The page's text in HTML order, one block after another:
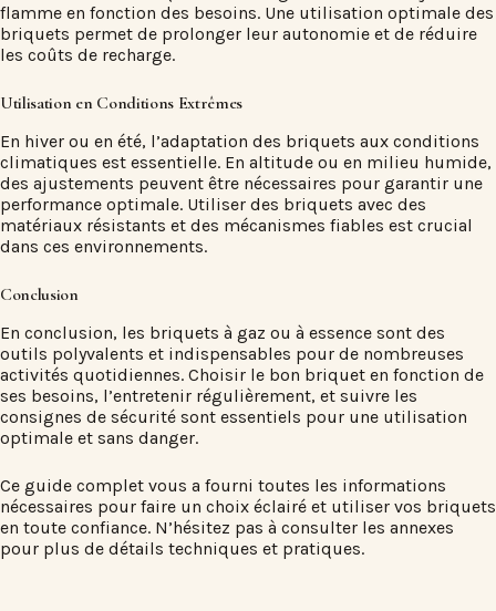
flamme en fonction des besoins. Une utilisation optimale des
briquets permet de prolonger leur autonomie et de réduire
les coûts de recharge.
Utilisation en Conditions Extrêmes
En hiver ou en été, l’adaptation des briquets aux conditions
climatiques est essentielle. En altitude ou en milieu humide,
des ajustements peuvent être nécessaires pour garantir une
performance optimale. Utiliser des briquets avec des
matériaux résistants et des mécanismes fiables est crucial
dans ces environnements.
Conclusion
En conclusion, les briquets à gaz ou à essence sont des
outils polyvalents et indispensables pour de nombreuses
activités quotidiennes. Choisir le bon briquet en fonction de
ses besoins, l’entretenir régulièrement, et suivre les
consignes de sécurité sont essentiels pour une utilisation
optimale et sans danger.
Ce guide complet vous a fourni toutes les informations
nécessaires pour faire un choix éclairé et utiliser vos briquets
en toute confiance. N’hésitez pas à consulter les annexes
pour plus de détails techniques et pratiques.